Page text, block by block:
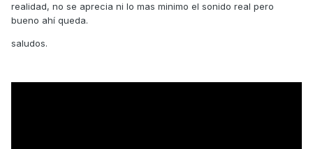
realidad, no se aprecia ni lo mas minimo el sonido real pero
bueno ahí queda.
saludos.